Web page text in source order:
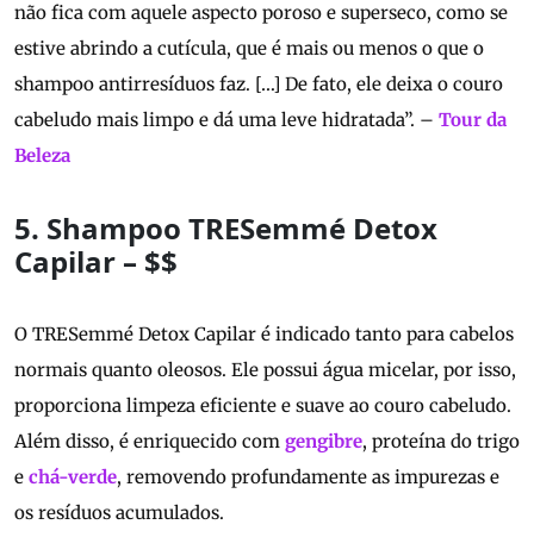
não fica com aquele aspecto poroso e superseco, como se
estive abrindo a cutícula, que é mais ou menos o que o
shampoo antirresíduos faz. […] De fato, ele deixa o couro
cabeludo mais limpo e dá uma leve hidratada”. – Tour da
Beleza
5. Shampoo TRESemmé Detox
Capilar – $$
O TRESemmé Detox Capilar é indicado tanto para cabelos
normais quanto oleosos. Ele possui água micelar, por isso,
proporciona limpeza eficiente e suave ao couro cabeludo.
Além disso, é enriquecido com gengibre, proteína do trigo
e chá-verde, removendo profundamente as impurezas e
os resíduos acumulados.